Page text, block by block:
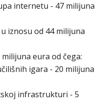
internetu - 47 milijuna
iznosu od 44 milijuna
eura od čega:
igara - 20 milijuna
infrastrukturi - 5